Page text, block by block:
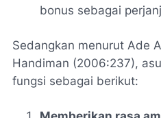
bonus sebagai
Sedangkan menurut Ade
Handiman (2006:237),
fungsi sebagai berikut: